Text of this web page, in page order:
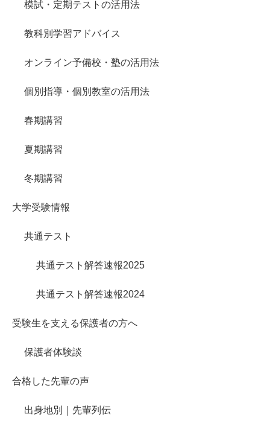
模試・定期テストの活用法
教科別学習アドバイス
オンライン予備校・塾の活用法
個別指導・個別教室の活用法
春期講習
夏期講習
冬期講習
大学受験情報
共通テスト
共通テスト解答速報2025
共通テスト解答速報2024
受験生を支える保護者の方へ
保護者体験談
合格した先輩の声
出身地別｜先輩列伝